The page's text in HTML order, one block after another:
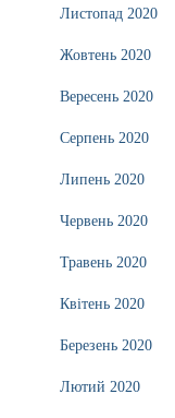
Листопад 2020
Жовтень 2020
Вересень 2020
Серпень 2020
Липень 2020
Червень 2020
Травень 2020
Квітень 2020
Березень 2020
Лютий 2020